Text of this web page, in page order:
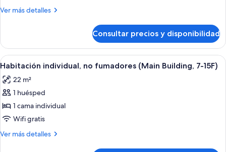
fumadores
20-
23F)
Ver más detalles
Más
doble,
no
fumadores
Building,
20-
Consultar precios y disponibilidad
Abrir
todas
las
fotos
de
Habitación
individual,
Habitación de hotel con cama,
3
Habitación individual, no fumadores (Main Building, 7-15F)
22 m²
1 huésped
1 cama individual
Wifi gratis
Ver más detalles
Más